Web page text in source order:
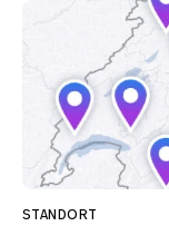
STANDORT